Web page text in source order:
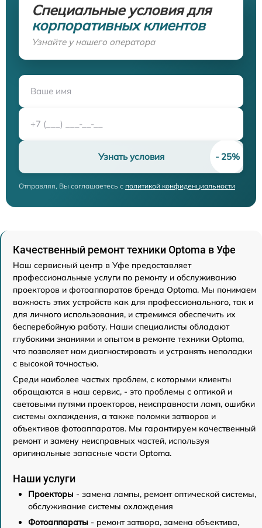
Специальные условия для
корпоративных клиентов
Узнайте у нашего оператора
Узнать условия
Отправляя, Вы соглашаетесь с политикой конфиденциальности
Качественный ремонт техники Optoma в Уфе
Наш сервисный центр в Уфе предоставляет
профессиональные услуги по ремонту и обслуживанию
проекторов и фотоаппаратов бренда Optoma. Мы понимаем
важность этих устройств как для профессионального, так и
для личного использования, и стремимся обеспечить их
бесперебойную работу. Наши специалисты обладают
глубокими знаниями и опытом в ремонте техники Optoma,
что позволяет нам диагностировать и устранять неполадки
с высокой точностью.
Среди наиболее частых проблем, с которыми клиенты
обращаются в наш сервис, - это проблемы с оптикой и
световыми путями проекторов, неисправности ламп, ошибки
системы охлаждения, а также поломки затворов и
объективов фотоаппаратов. Мы гарантируем качественный
ремонт и замену неисправных частей, используя
оригинальные запасные части Optoma.
Наши услуги
Проекторы - замена лампы, ремонт оптической системы,
обслуживание системы охлаждения
Фотоаппараты - ремонт затвора, замена объектива,